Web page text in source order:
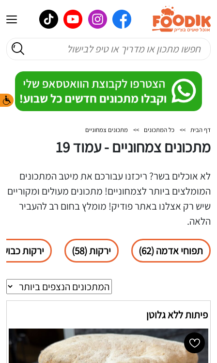
דף הבית >> כל המתכונים >> מתכונים צמחוניים
מתכונים צמחוניים - עמוד 19
לא אוכלים בשר? ריכזנו עבורכם את מיטב המתכונים
המומלצים ביותר לצמחוניים! מתכונים מעולים ומקוריים
שיש רק אצלנו באתר פודיק! מומלץ בחום רב להעביר
הלאה.
תפוחי אדמה (62) ירקות (58) ירקות
פיתות ללא גלוטן